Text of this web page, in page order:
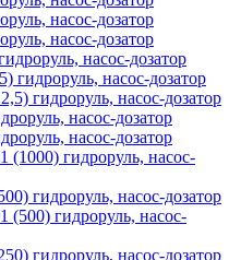
насос-дозатор
насос-дозатор
насос-дозатор
гидроруль, насос-дозатор
гидроруль, насос-дозатор
насос-дозатор
насос-дозатор
(1000) гидроруль, насос-
гидроруль, насос-дозатор
(500) гидроруль, насос-
гидроруль, насос-дозатор